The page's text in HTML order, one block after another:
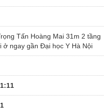
Tấn Hoàng Mai 31m 2 tầng
ngay gần Đại học Y Hà Nội